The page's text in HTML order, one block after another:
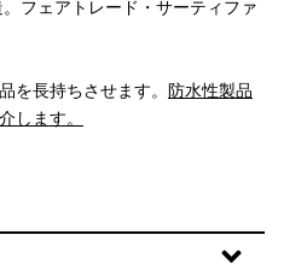
フェアトレード・サーティファ
を長持ちさせます。 防水性製品
します。